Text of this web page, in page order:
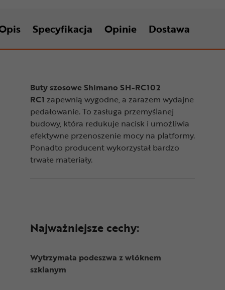
Specyfikacja Opinie Dostawa
Buty szosowe Shimano SH-RC102
RC1 zapewnią wygodne, a zarazem wydajne
pedałowanie. To zasługa przemyślanej
budowy, która redukuje nacisk i umożliwia
efektywne przenoszenie mocy na platformy.
Ponadto producent wykorzystał bardzo
trwałe materiały.
Najważniejsze cechy:
Wytrzymała podeszwa z włóknem
szklanym